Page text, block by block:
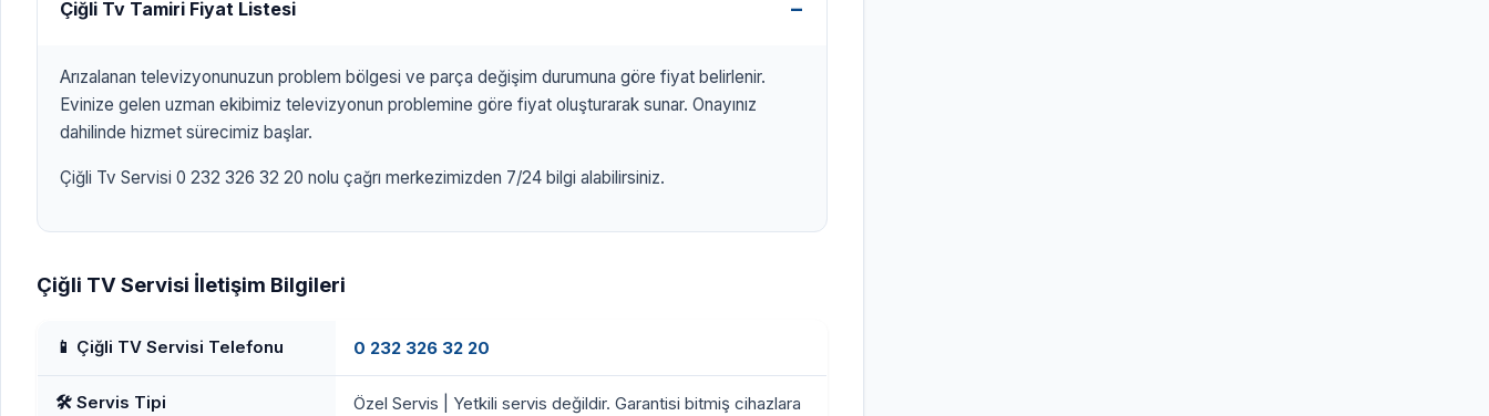
Çiğli Tv Tamiri Fiyat Listesi
Arızalanan televizyonunuzun problem bölgesi ve parça değişim durumuna göre fiyat belirlenir.
Evinize gelen uzman ekibimiz televizyonun problemine göre fiyat oluşturarak sunar. Onayınız
dahilinde hizmet sürecimiz başlar.
Çiğli Tv Servisi 0 232 326 32 20 nolu çağrı merkezimizden 7/24 bilgi alabilirsiniz.
Çiğli TV Servisi İletişim Bilgileri
📱 Çiğli TV Servisi Telefonu 0 232 326 32 20
🛠️ Servis Tipi
Özel Servis | Yetkili servis değildir. Garantisi bitmiş cihazlara